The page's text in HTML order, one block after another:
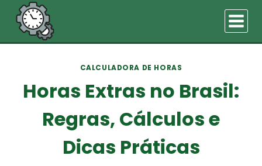
Pular
para
o
CALCULADORA DE HORAS
Horas Extras no Brasil:
Regras, Cálculos e
Dicas Práticas